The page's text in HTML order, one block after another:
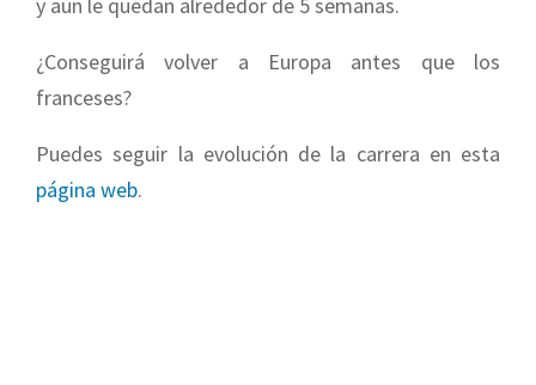
¿Conseguirá volver a Europa antes que los
franceses?
Puedes seguir la evolución de la carrera en esta
página web.